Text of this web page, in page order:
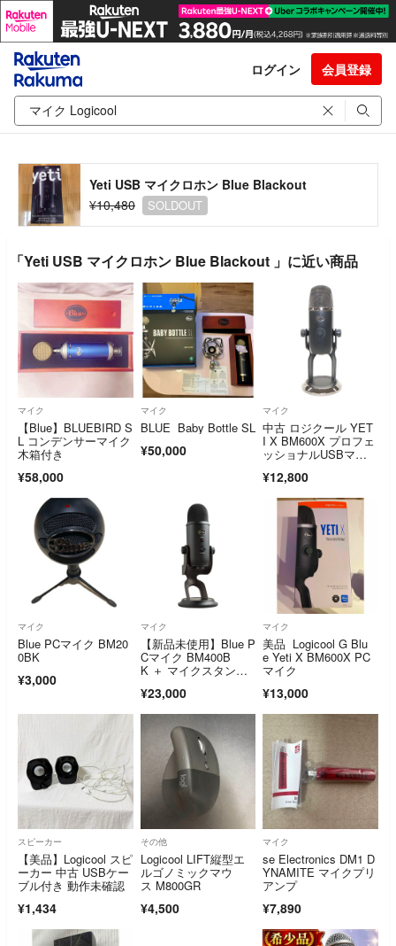
ログイン 会員登録
Yeti USB マイクロホン Blue Blackout
¥10,480
SOLDOUT
「Yeti USB マイクロホン Blue Blackout 」に近い商品
マイク
【Blue】BLUEBIRD S
L コンデンサーマイク
木箱付き
¥58,000
マイク
BLUE Baby Bottle SL
¥50,000
マイク
中古 ロジクール YET
I X BM600X プロフェ
ッショナルUSBマイ
(C)】
¥12,800
マイク
Blue PCマイク BM20
0BK
¥3,000
マイク
【新品未使用】Blue P
Cマイク BM400B
K ＋ マイクスタンド
¥23,000
マイク
美品 Logicool G Blu
e Yeti X BM600X PC
マイク
¥13,000
スピーカー
【美品】Logicool スピ
ーカー 中古 USBケー
ブル付き 動作未確認
¥1,434
その他
Logicool LIFT縦型エ
ルゴノミックマウ
ス M800GR
¥4,500
マイク
se Electronics DM1 D
YNAMITE マイクプリ
アンプ
¥7,890